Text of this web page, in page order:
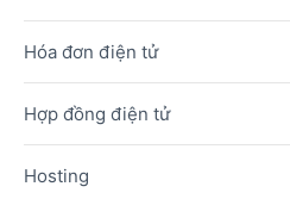
Hóa đơn điện tử
Hợp đồng điện tử
Hosting